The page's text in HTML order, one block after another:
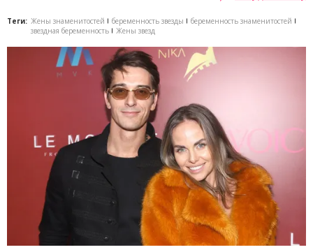
Теги: Жены знаменитостей беременность звезды
беременность знаменитостей
звездная беременность
Жены звезд